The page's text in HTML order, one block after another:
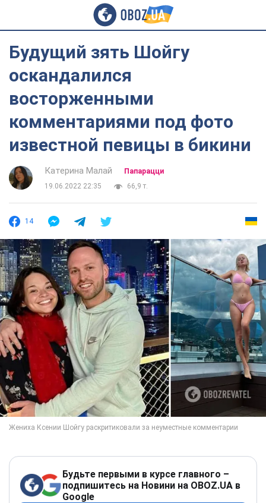
Будущий зять Шойгу
оскандалился
восторженными
комментариями под фото
известной певицы в бикини
Катерина Малай
Папарацци
19.06.2022 22:35
66,9 т.
14
Будьте первыми в курсе главного –
подпишитесь на Новини на OBOZ.UA в
Google